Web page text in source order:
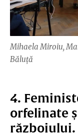
Mihaela Miroiu,
Băluță
4.
orfelinate
războiului.